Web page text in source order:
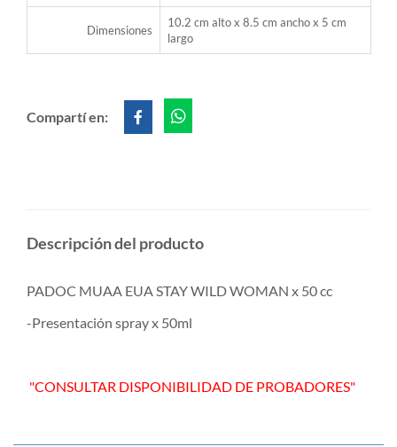
Dimensiones
10.2 cm alto x 8.5 cm ancho x 5 cm
largo
Compartí en:
Descripción del producto
PADOC MUAA EUA STAY WILD WOMAN x 50 cc
-Presentación spray x 50ml
"CONSULTAR DISPONIBILIDAD DE PROBADORES"